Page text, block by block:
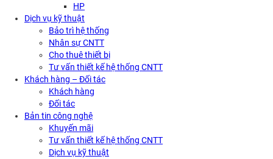
HP
Dịch vụ kỹ thuật
Bảo trì hệ thống
Nhân sự CNTT
Cho thuê thiết bị
Tư vấn thiết kế hệ thống CNTT
Khách hàng – Đối tác
Khách hàng
Đối tác
Bản tin công nghệ
Khuyến mãi
Tư vấn thiết kế hệ thống CNTT
Dịch vụ kỹ thuật